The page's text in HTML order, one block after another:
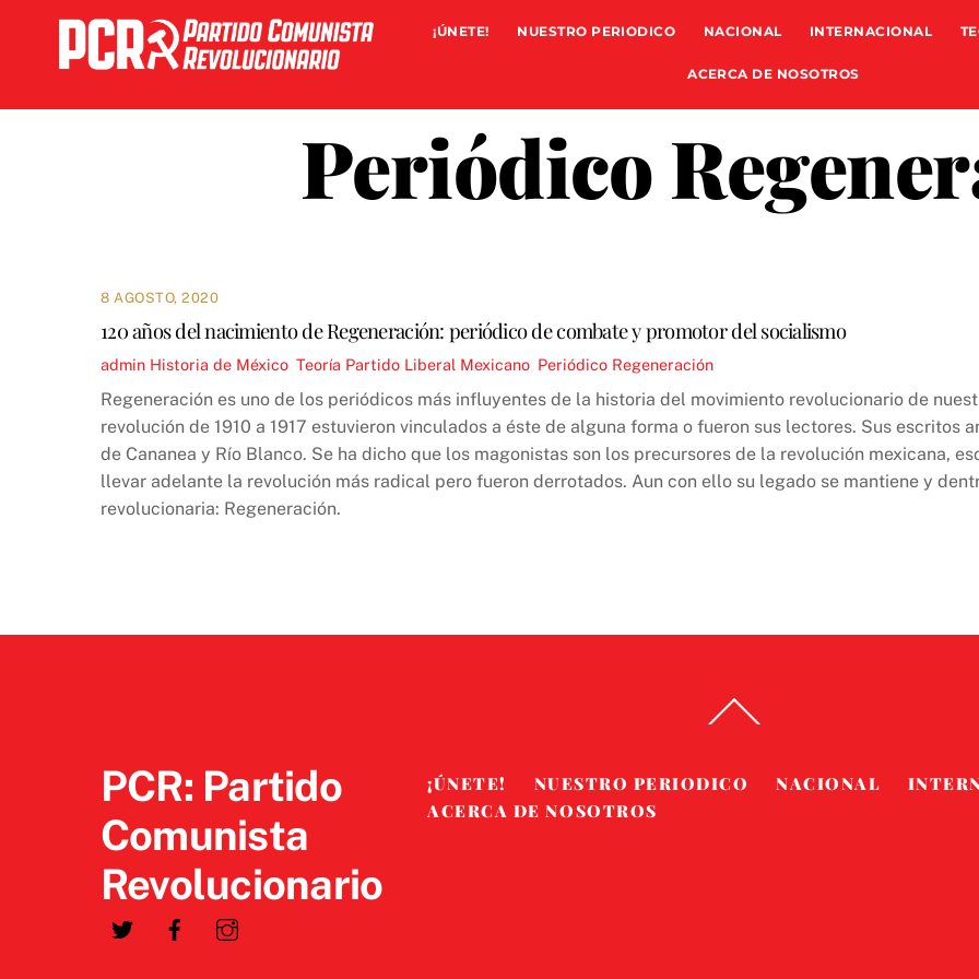
content
¡ÚNETE! NUESTRO PERIODICO NACIONAL INTERNACIONAL
ACERCA DE NOSOTROS
Periódico
8 AGOSTO, 2020
120 años del nacimiento de Regeneración: periódico de combate y promotor del socialismo
admin Historia de México Teoría Partido Liberal Mexicano Periódico Regeneración
Regeneración es uno de los periódicos más influyentes de la historia del movimiento revolucionario de
revolución de 1910 a 1917 estuvieron vinculados a éste de alguna forma o fueron sus lectores. Sus escritos
de Cananea y Río Blanco. Se ha dicho que los magonistas son los precursores de la revolución mexicana,
llevar adelante la revolución más radical pero fueron derrotados. Aun con ello su legado se mantiene y
revolucionaria: Regeneración.
To
PCR: Partido
Comunista
Revolucionario
¡ÚNETE! NUESTRO PERIODICO NACIONAL
ACERCA DE NOSOTROS